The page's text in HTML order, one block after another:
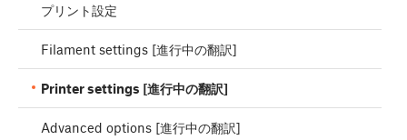
プリント設定
Filament settings [進行中の翻訳]
Printer settings [進行中の翻訳]
Advanced options [進行中の翻訳]